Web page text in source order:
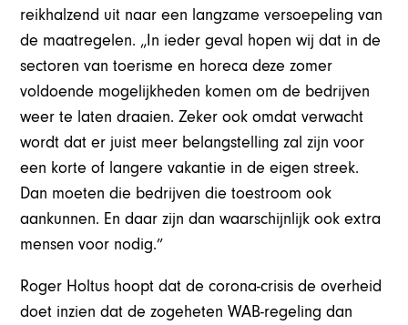
reikhalzend uit naar een langzame versoepeling van
de maatregelen. „In ieder geval hopen wij dat in de
sectoren van toerisme en horeca deze zomer
voldoende mogelijkheden komen om de bedrijven
weer te laten draaien. Zeker ook omdat verwacht
wordt dat er juist meer belangstelling zal zijn voor
een korte of langere vakantie in de eigen streek.
Dan moeten die bedrijven die toestroom ook
aankunnen. En daar zijn dan waarschijnlijk ook extra
mensen voor nodig.”
Roger Holtus hoopt dat de corona-crisis de overheid
doet inzien dat de zogeheten WAB-regeling dan